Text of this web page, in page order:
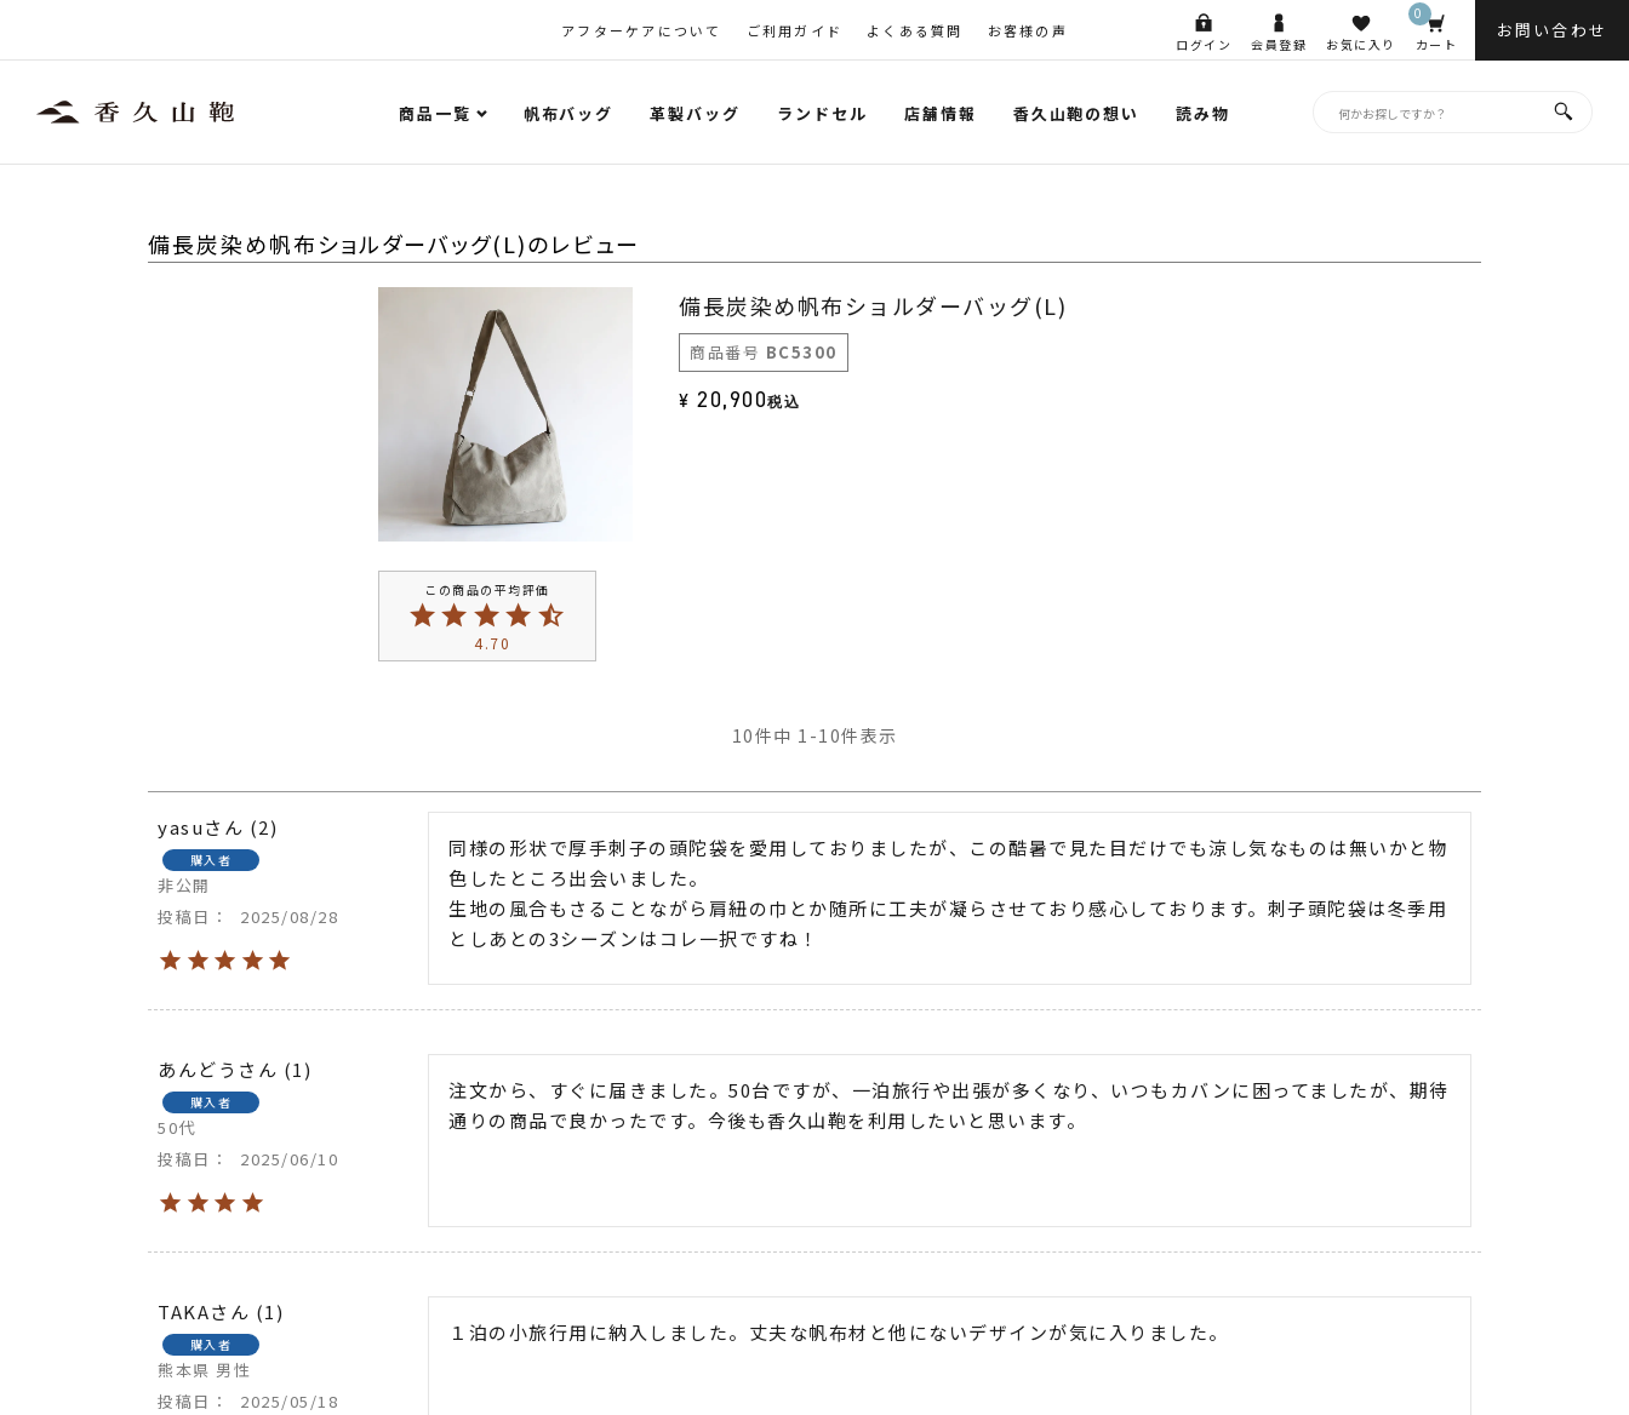
アフターケアについて ご利用ガイド よくある質問 お客様の声
ログイン 会員登録 お気に入り カート
0
お問い合わせ
商品一覧 帆布バッグ 革製バッグ ランドセル 店舗情報 香久山鞄の想い 読み物
備長炭染め帆布ショルダーバッグ(L)のレビュー
備長炭染め帆布ショルダーバッグ(L)
商品番号 BC5300
¥ 20,900税込
4.70
10件中 1 -10件表示
yasu 2
購入者
非公開
投稿日
2025/08/28
同様の形状で厚手刺子の頭陀袋を愛用しておりましたが、この酷暑で見た目だけでも涼し気なものは無いかと物
色したところ出会いました。
生地の風合もさることながら肩紐の巾とか随所に工夫が凝らさせており感心しております。刺子頭陀袋は冬季用
としあとの3シーズンはコレ一択ですね！
あんどう 1
購入者
50代
投稿日
2025/06/10
注文から、すぐに届きました。50台ですが、一泊旅行や出張が多くなり、いつもカバンに困ってましたが、期待
通りの商品で良かったです。今後も香久山鞄を利用したいと思います。
TAKA 1
購入者
熊本県 男性
投稿日
2025/05/18
１泊の小旅行用に納入しました。丈夫な帆布材と他にないデザインが気に入りました。